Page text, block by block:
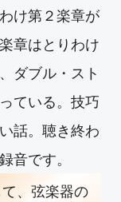
け第２楽章が
章はとりわけ
ダブル・スト
ている。技巧
話。聴き終わ
音です。
、弦楽器の